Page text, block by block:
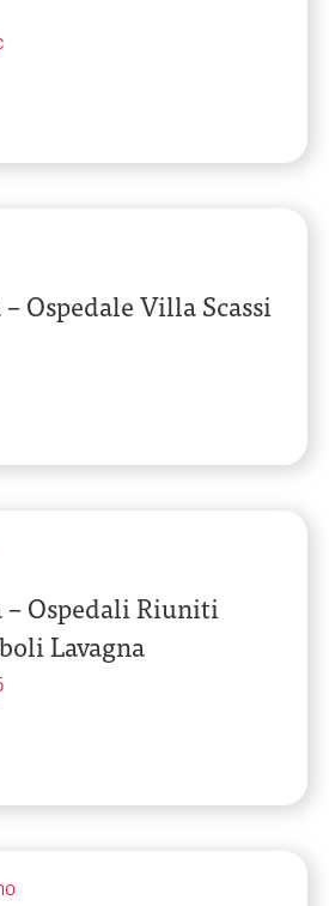
Ospedale Villa Scassi
Ospedali Riuniti
Lavagna